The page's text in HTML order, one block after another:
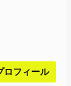
ロフィール